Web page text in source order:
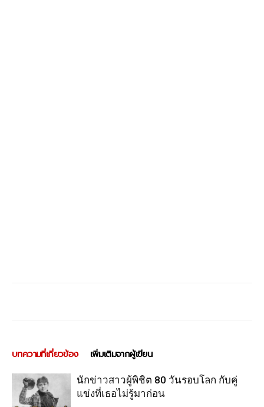
บทความที่เกี่ยวข้อง เพิ่มเติมจากผู้เขียน
นักข่าวสาวผู้พิชิต 80 วันรอบโลก กับคู่
แข่งที่เธอไม่รู้มาก่อน